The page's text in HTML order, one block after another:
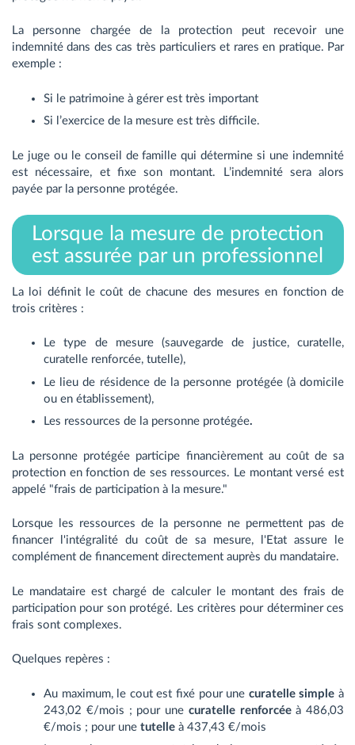
La personne chargée de la protection
peut recevoir une
indemnité dans des cas très particuliers et rares en pratique. Par
exemple :
Si le patrimoine à gérer est très important
Si l’exercice de la mesure est très difficile.
Le juge ou le conseil de famille qui détermine si une indemnité
est nécessaire, et fixe son montant. L’indemnité sera alors
payée par la personne protégée.
Lorsque la mesure de protection
est assurée par un professionnel
La loi définit le coût de chacune des mesures en fonction de
trois critères :
Le type de mesure (sauvegarde de justice, curatelle,
curatelle renforcée, tutelle),
Le lieu de résidence de la personne protégée (à domicile
ou en établissement),
Les ressources de la personne protégée.
La personne protégée participe financièrement au coût de sa
protection en fonction de ses ressources. Le montant versé est
appelé "frais de participation à la mesure."
Lorsque les ressources de la personne ne permettent pas de
financer l'intégralité du coût de sa mesure, l'Etat assure le
complément de financement directement auprès du mandataire.
Le mandataire est chargé de calculer le montant des frais de
participation pour son protégé. Les critères pour déterminer ces
frais sont complexes.
Quelques repères :
Au maximum, le cout est fixé pour une curatelle simpleà
243,02 €/mois ; pour une curatelle renforcéeà 486,03
€/mois ; pour une tutelle à 437,43 €/mois